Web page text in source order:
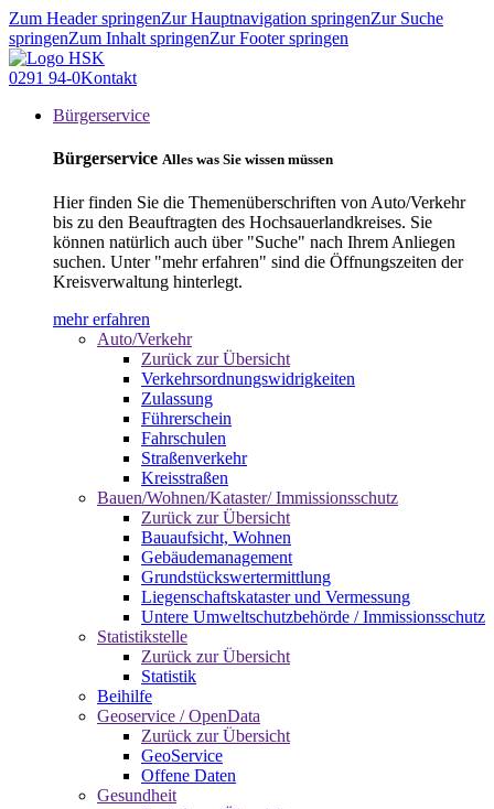
Zum Header springenZur Hauptnavigation springenZur Suche
springenZum Inhalt springenZur Footer springen
0291 94-0Kontakt
Bürgerservice
Bürgerservice Alles was Sie wissen müssen
Hier finden Sie die Themenüberschriften von Auto/Verkehr
bis zu den Beauftragten des Hochsauerlandkreises. Sie
können natürlich auch über "Suche" nach Ihrem Anliegen
suchen. Unter "mehr erfahren" sind die Öffnungszeiten der
Kreisverwaltung hinterlegt.
mehr erfahren
Auto/Verkehr
Zurück zur Übersicht
Verkehrsordnungswidrigkeiten
Zulassung
Führerschein
Fahrschulen
Straßenverkehr
Kreisstraßen
Bauen/Wohnen/Kataster/ Immissionsschutz
Zurück zur Übersicht
Bauaufsicht, Wohnen
Gebäudemanagement
Grundstückswertermittlung
Liegenschaftskataster und Vermessung
Untere Umweltschutzbehörde / Immissionsschutz
Statistikstelle
Zurück zur Übersicht
Statistik
Beihilfe
Geoservice / OpenData
Zurück zur Übersicht
GeoService
Offene Daten
Gesundheit